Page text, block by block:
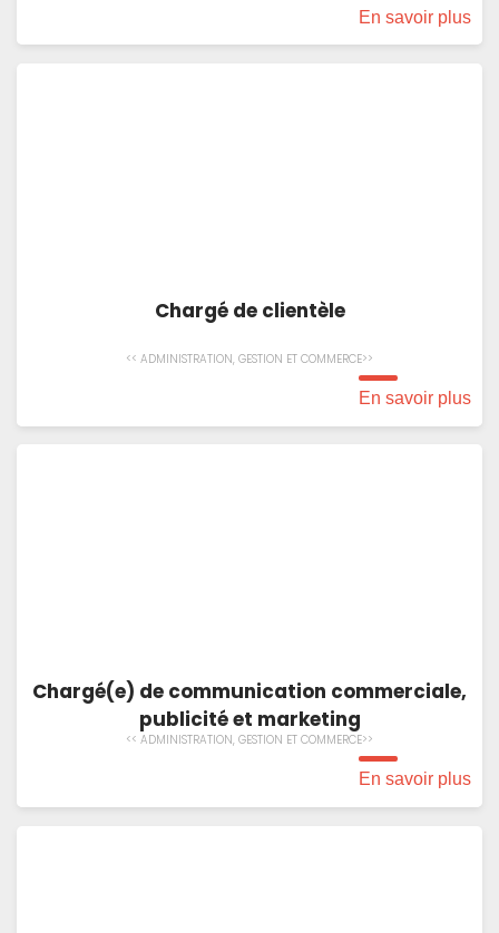
En savoir plus
Chargé de clientèle
<< ADMINISTRATION, GESTION ET COMMERCE>>
En savoir plus
Chargé(e) de communication commerciale,
publicité et marketing
<< ADMINISTRATION, GESTION ET COMMERCE>>
En savoir plus